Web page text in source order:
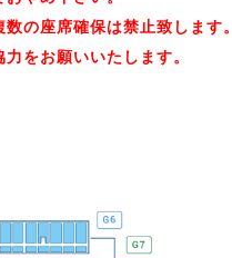
の座席確保は禁止致します。
をお願いいたします。